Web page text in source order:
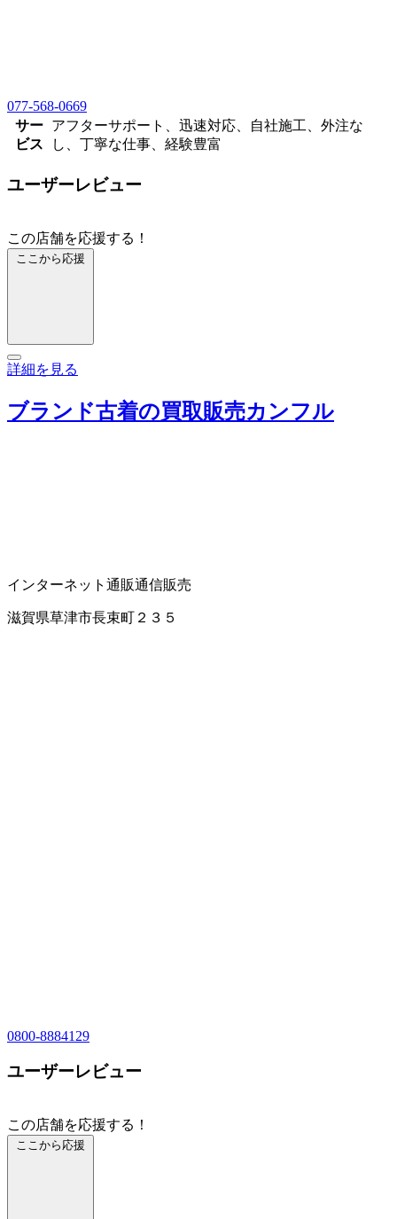
077-568-0669
サー
ビス
アフターサポート、迅速対応、自社施工、外注な
し、丁寧な仕事、経験豊富
ユーザーレビュー
この店舗を応援する！
ここから応援
詳細を見る
ブランド古着の買取販売カンフル
インターネット通販通信販売
滋賀県草津市長束町２３５
0800-8884129
ユーザーレビュー
この店舗を応援する！
ここから応援